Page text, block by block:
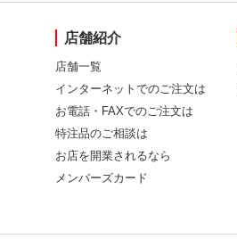
店舗紹介
店舗一覧
インターネットでのご注文は
お電話・FAXでのご注文は
特注品のご相談は
お店を開業されるなら
メンバーズカード